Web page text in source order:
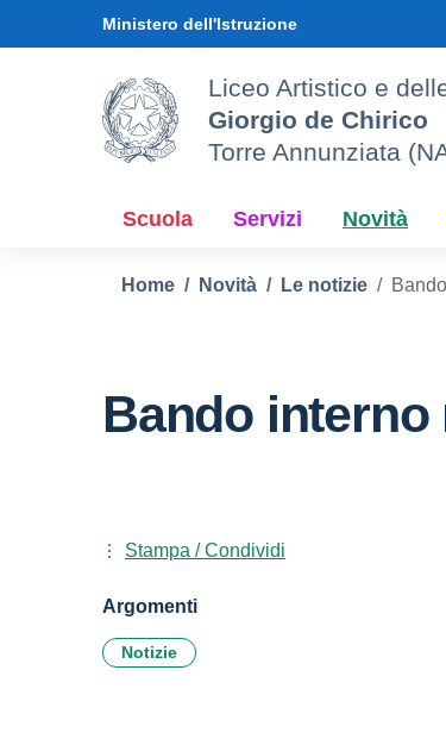
Ministero dell'Istruzione
Liceo Artistico e
Giorgio de Chirico
Torre Annunziata
Scuola Servizi Novità
Home Novità Le notizie
Bando
Stampa / Condividi
Argomenti
Notizie